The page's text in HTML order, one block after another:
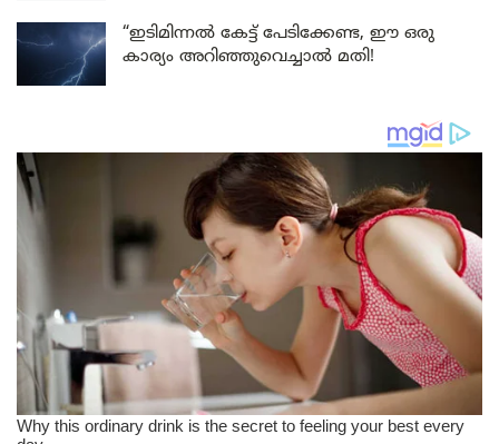
“ഇടിമിന്നൽ കേട്ട് പേടിക്കേണ്ട, ഈ ഒരു
കാര്യം അറിഞ്ഞുവെച്ചാൽ മതി!